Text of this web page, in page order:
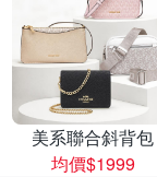
美系聯合斜背包
均價$1999